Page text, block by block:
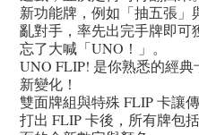
新功能牌，例如「抽五張
亂對手，率先出完手牌即可
忘了大喊「UNO！」。
UNO FLIP! 是你熟悉的經
新變化！
雙面牌組與特殊 FLIP 卡讓
打出 FLIP 卡後，所有牌包